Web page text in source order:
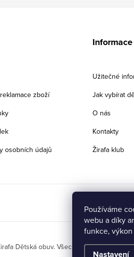
Používáme
webu a díky
funkce,
Nastavení
zboží
osobních údajů
Informace
Užitečné
Jak vybírat
O nás
Kontakty
Žirafa klub
Dětská obuv. Všechna práva